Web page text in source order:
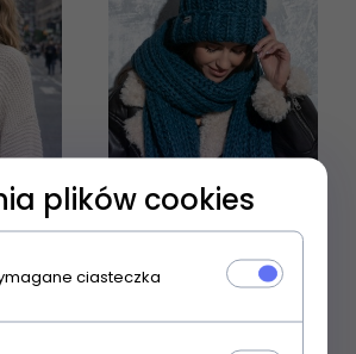
z
plików cookies
ciasteczka